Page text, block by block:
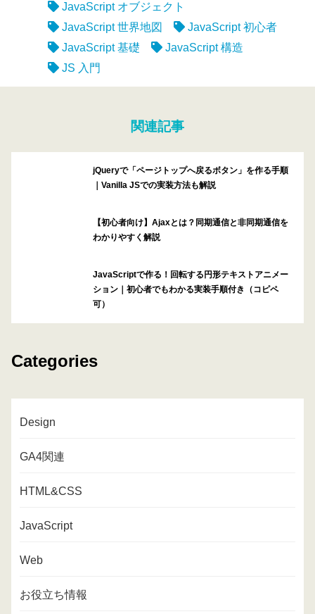
JavaScript オブジェクト
JavaScript 世界地図
JavaScript 初心者
JavaScript 基礎
JavaScript 構造
JS 入門
関連記事
jQueryで「ページトップへ戻るボタン」を作る手順
｜Vanilla JSでの実装方法も解説
【初心者向け】Ajaxとは？同期通信と非同期通信を
わかりやすく解説
JavaScriptで作る！回転する円形テキストアニメー
ション｜初心者でもわかる実装手順付き（コピペ
可）
Categories
Design
GA4関連
HTML&CSS
JavaScript
Web
お役立ち情報